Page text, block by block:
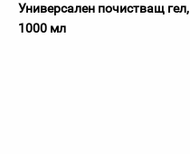
Универсален почистващ гел,
1000 мл